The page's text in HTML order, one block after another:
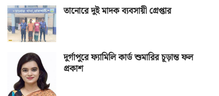
তানোরে দুই মাদক ব্যবসায়ী গ্রেপ্তার
দুর্গাপুরে ফ্যামিলি কার্ড শুমারির চূড়ান্ত ফল
প্রকাশ